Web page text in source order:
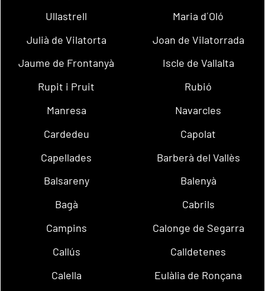
Ullastrell
Maria d´Oló
Julià de Vilatorta
Joan de Vilatorrada
Jaume de Frontanyà
Iscle de Vallalta
Rupit i Pruit
Rubió
Manresa
Navarcles
Cardedeu
Capolat
Capellades
Barberà del Vallès
Balsareny
Balenyà
Bagà
Cabrils
Campins
Calonge de Segarra
Callús
Calldetenes
Calella
Eulàlia de Ronçana